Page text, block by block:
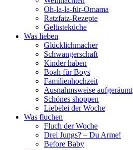
Oh-la-la-für-Omama
Ratzfatz-Rezepte
Gelüsteküche
Was lieben
Glücklichmacher
Schwangerschaft
Kinder haben
Boah für Boys
Familienhochzeit
Ausnahmsweise aufgeräumt
Schönes shoppen
Liebelei der Woche
Was fluchen
Fluch der Woche
Drei Jungs? – Du Arme!
Before Baby